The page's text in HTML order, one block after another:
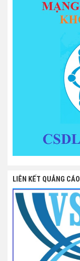
LIÊN KẾT QUẢNG CÁO